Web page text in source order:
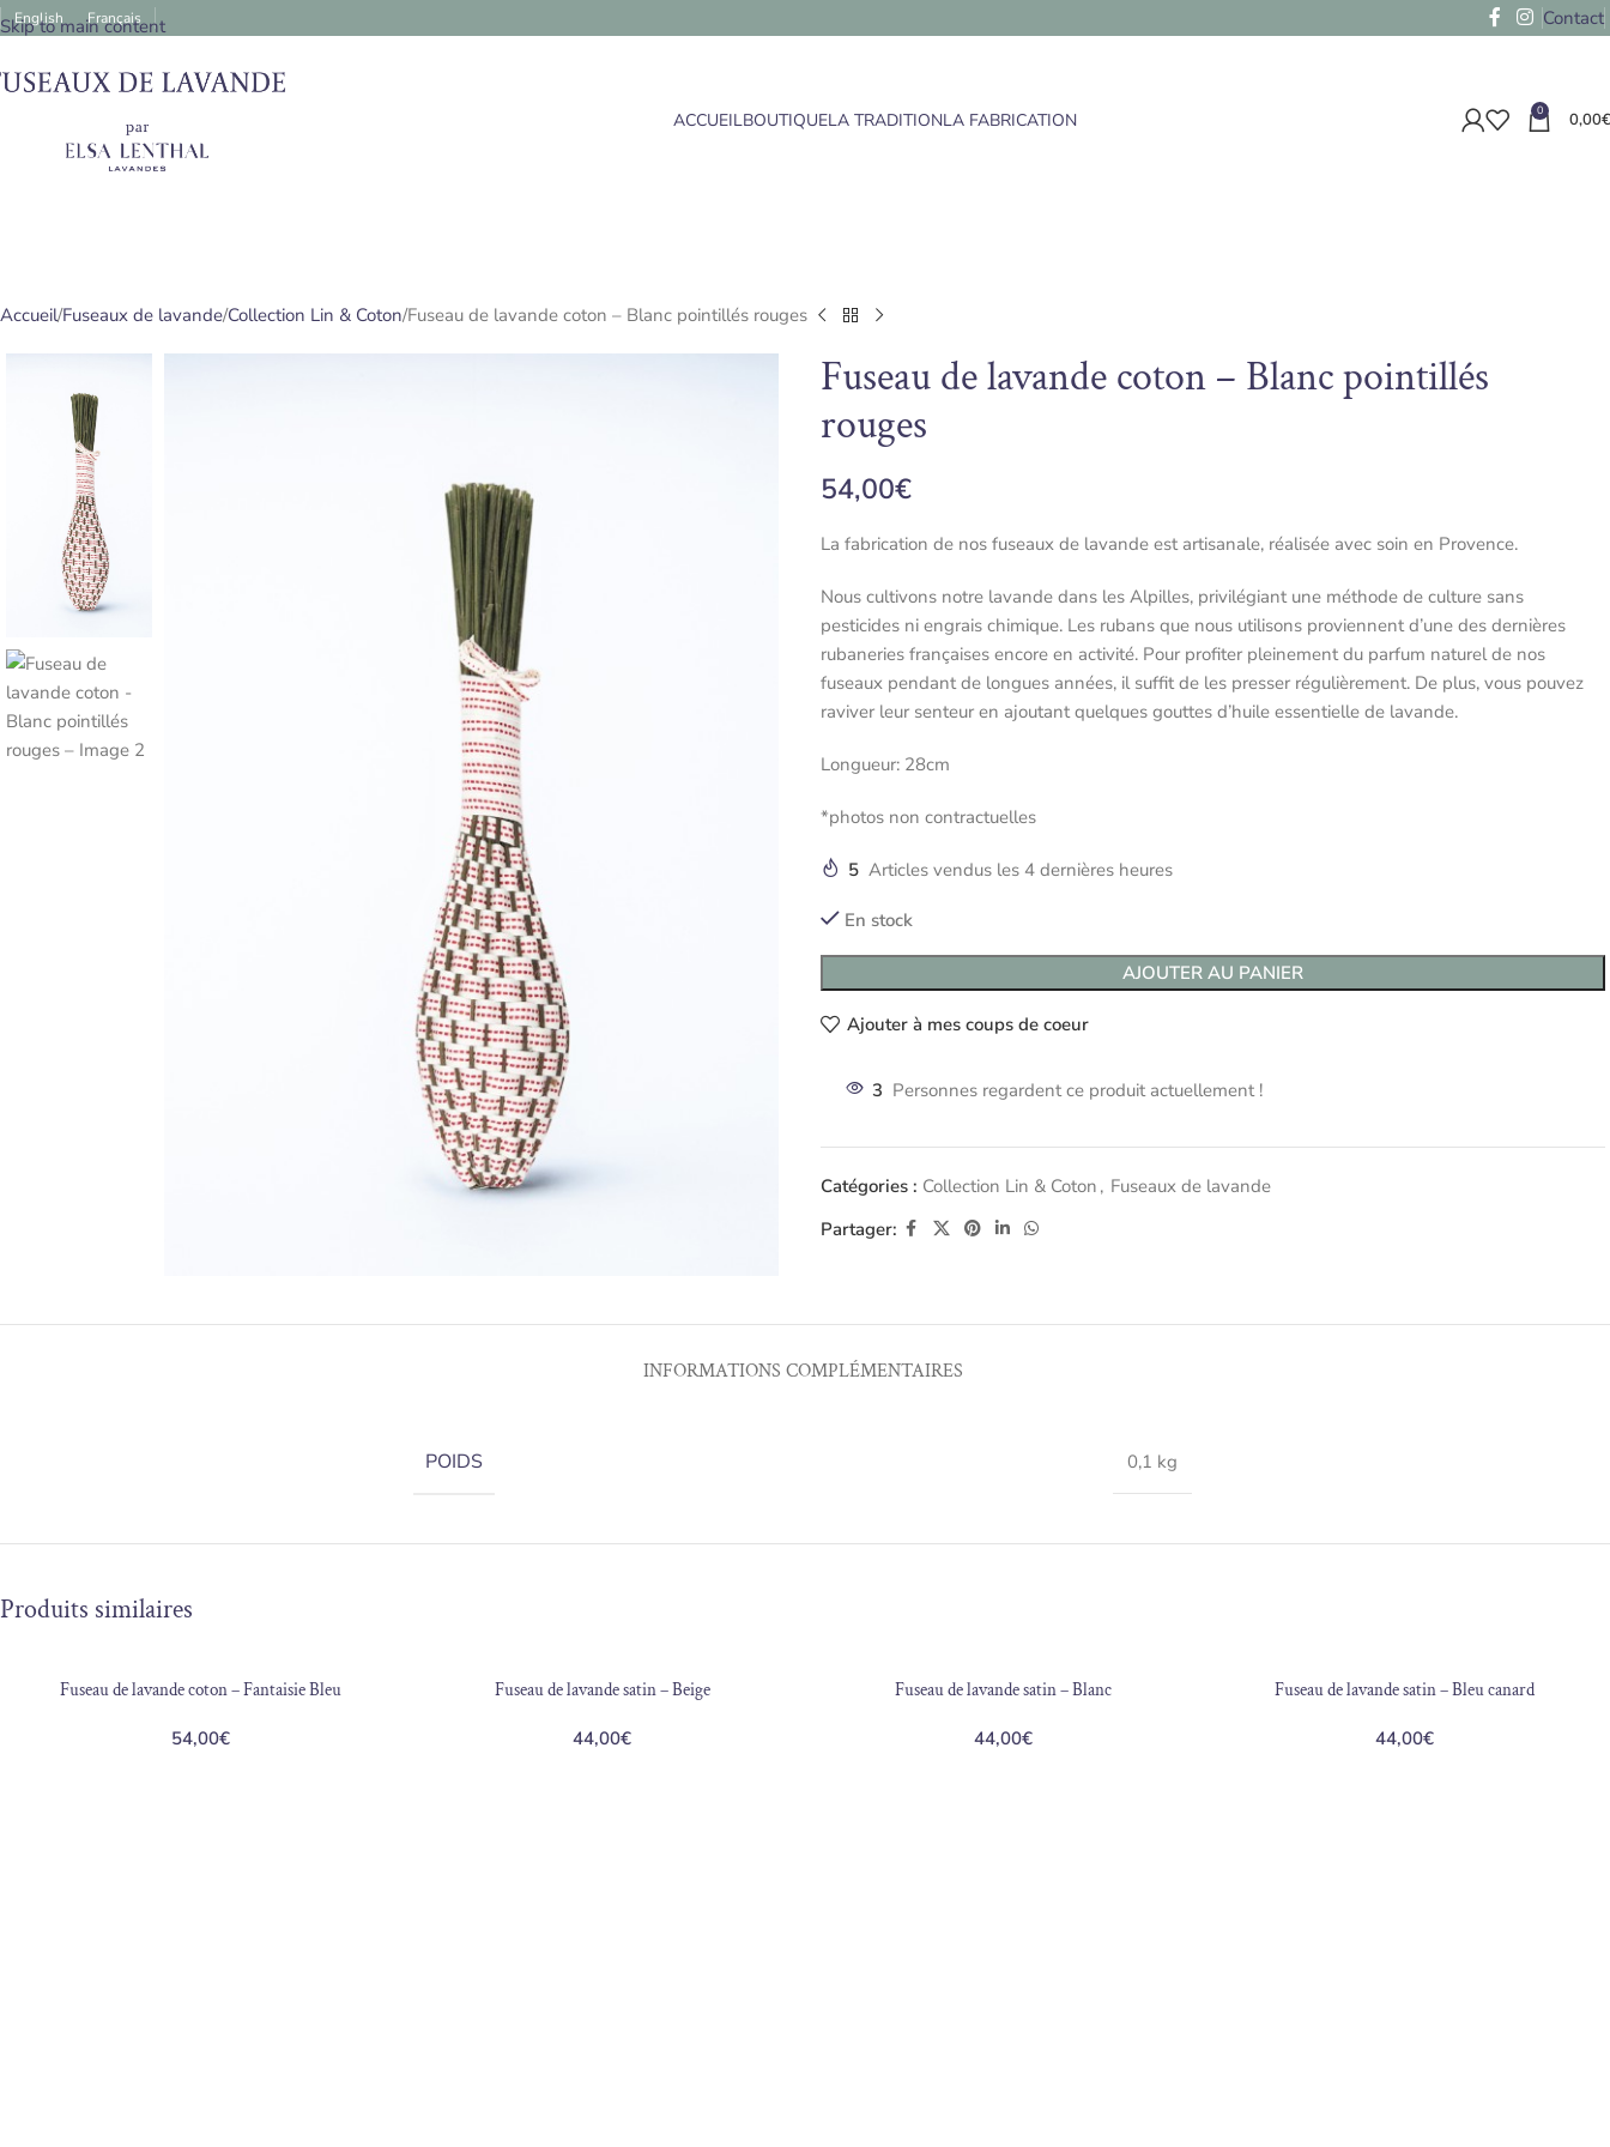
Skip to main content
English Français Contact
ACCUEILBOUTIQUELA TRADITIONLA FABRICATION 0 0,00€
Accueil Fuseaux de lavande Collection Lin & Coton Fuseau de lavande coton – Blanc pointillés rouges
Fuseau de lavande coton – Blanc pointillés
rouges
54,00€
La fabrication de nos fuseaux de lavande est artisanale, réalisée avec soin en Provence.
Nous cultivons notre lavande dans les Alpilles, privilégiant une méthode de culture sans
pesticides ni engrais chimique. Les rubans que nous utilisons proviennent d’une des dernières
rubaneries françaises encore en activité. Pour profiter pleinement du parfum naturel de nos
fuseaux pendant de longues années, il suffit de les presser régulièrement. De plus, vous pouvez
raviver leur senteur en ajoutant quelques gouttes d’huile essentielle de lavande.
Longueur: 28cm
*photos non contractuelles
5 Articles vendus les 4 dernières heures
En stock
AJOUTER AU PANIER
Ajouter à mes coups de coeur
3 Personnes regardent ce produit actuellement !
Catégories : Collection Lin & Coton , Fuseaux de lavande
Partager:
INFORMATIONS COMPLÉMENTAIRES
POIDS 0,1 kg
Produits similaires
RUPTURE DE STOCK
Fuseau de lavande coton – Fantaisie Bleu
54,00€
Fuseau de lavande satin – Beige
44,00€
Fuseau de lavande satin – Blanc
44,00€
Fuseau de lavande satin – Bleu canard
44,00€